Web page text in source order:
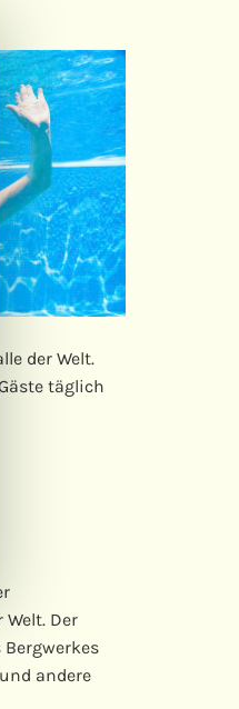
der Welt.
täglich
Der
andere